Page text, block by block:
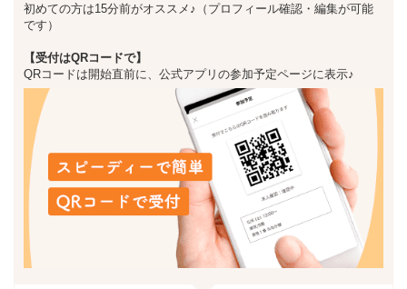
初めての方は15分前がオススメ♪（プロフィール確認・編集が可能
です）
【受付はQRコードで】
QRコードは開始直前に、公式アプリの参加予定ページに表示♪